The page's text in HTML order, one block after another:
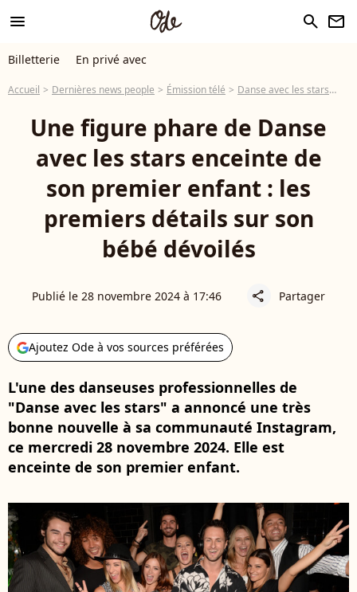
menu search newsletter
Billetterie En privé avec
Accueil Dernières news people Émission télé Danse avec les stars
Une figure phare de Danse
avec les stars enceinte de
son premier enfant : les
premiers détails sur son
bébé dévoilés
Publié le 28 novembre 2024 à 17:46 share Partager
Ajoutez Ode à vos sources préférées
L'une des danseuses professionnelles de
"Danse avec les stars" a annoncé une très
bonne nouvelle à sa communauté Instagram,
ce mercredi 28 novembre 2024. Elle est
enceinte de son premier enfant.